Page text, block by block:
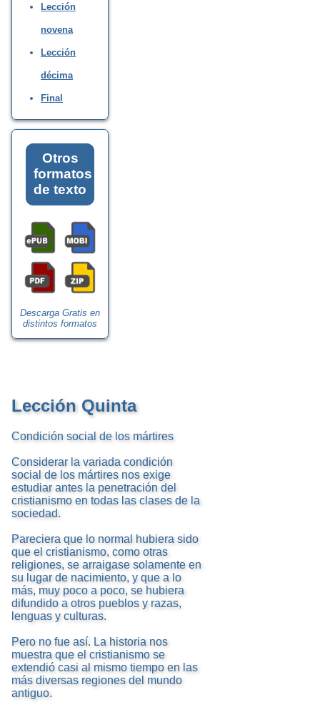
Lección
novena
Lección
décima
Final
Otros
formatos
de texto
Descarga Gratis en
distintos formatos
Lección Quinta
Condición social de los mártires
Considerar la variada condición
social de los mártires nos exige
estudiar antes la penetración del
cristianismo en todas las clases de la
sociedad.
Pareciera que lo normal hubiera sido
que el cristianismo, como otras
religiones, se arraigase solamente en
su lugar de nacimiento, y que a lo
más, muy poco a poco, se hubiera
difundido a otros pueblos y razas,
lenguas y culturas.
Pero no fue así. La historia nos
muestra que el cristianismo se
extendió casi al mismo tiempo en las
más diversas regiones del mundo
antiguo.